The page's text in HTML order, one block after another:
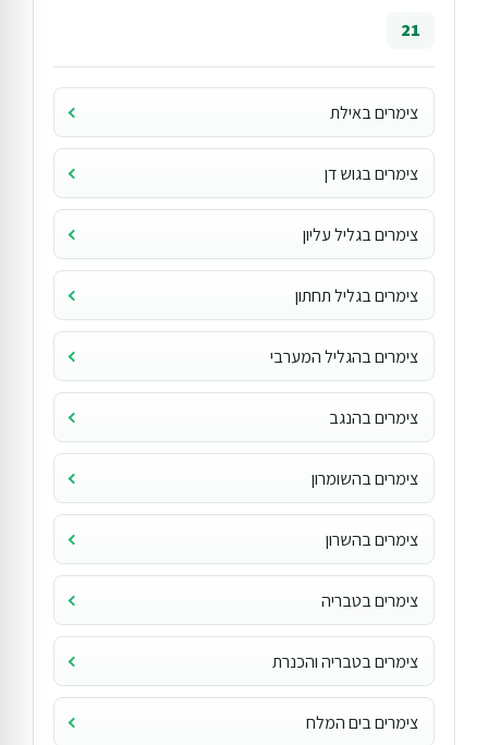
21
צימרים באילת
צימרים בגוש דן
צימרים בגליל עליון
צימרים בגליל תחתון
צימרים בהגליל המערבי
צימרים בהנגב
צימרים בהשומרון
צימרים בהשרון
צימרים בטבריה
צימרים בטבריה והכנרת
צימרים בים המלח